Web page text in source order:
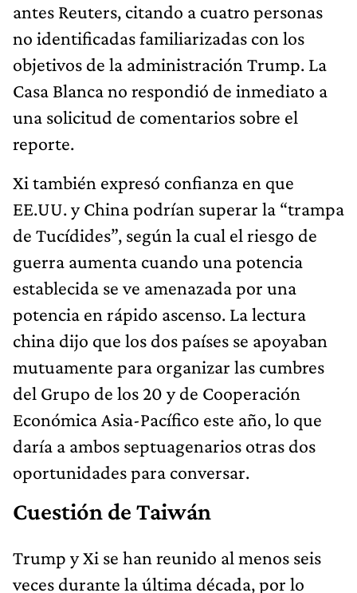
antes Reuters, citando a cuatro personas
no identificadas familiarizadas con los
objetivos de la administración Trump. La
Casa Blanca no respondió de inmediato a
una solicitud de comentarios sobre el
reporte.
Xi también expresó confianza en que
EE.UU. y China podrían superar la “trampa
de Tucídides”, según la cual el riesgo de
guerra aumenta cuando una potencia
establecida se ve amenazada por una
potencia en rápido ascenso. La lectura
china dijo que los dos países se apoyaban
mutuamente para organizar las cumbres
del Grupo de los 20 y de Cooperación
Económica Asia-Pacífico este año, lo que
daría a ambos septuagenarios otras dos
oportunidades para conversar.
Cuestión de Taiwán
Trump y Xi se han reunido al menos seis
veces durante la última década, por lo